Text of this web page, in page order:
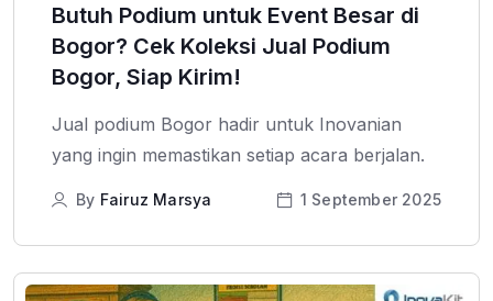
Butuh Podium untuk Event Besar di
Bogor? Cek Koleksi Jual Podium
Bogor, Siap Kirim!
Jual podium Bogor hadir untuk Inovanian
yang ingin memastikan setiap acara berjalan.
By Fairuz Marsya 1 September 2025